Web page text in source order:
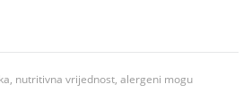
nutritivna vrijednost, alergeni mogu